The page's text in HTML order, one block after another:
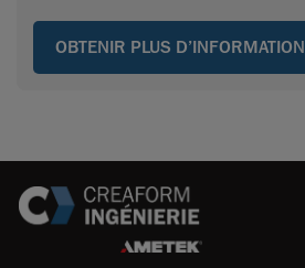
OBTENIR PLUS D’INFORMATION